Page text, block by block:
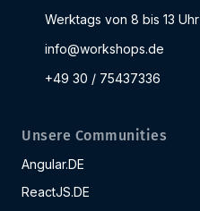
Werktags von 8 bis 13 Uhr
info@workshops.de
+49 30 / 75437336
Unsere Communities
Angular.DE
ReactJS.DE